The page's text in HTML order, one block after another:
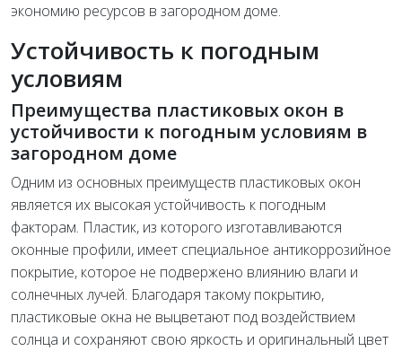
экономию ресурсов в загородном доме.
Устойчивость к погодным
условиям
Преимущества пластиковых окон в
устойчивости к погодным условиям в
загородном доме
Одним из основных преимуществ пластиковых окон
является их высокая устойчивость к погодным
факторам. Пластик, из которого изготавливаются
оконные профили, имеет специальное антикоррозийное
покрытие, которое не подвержено влиянию влаги и
солнечных лучей. Благодаря такому покрытию,
пластиковые окна не выцветают под воздействием
солнца и сохраняют свою яркость и оригинальный цвет